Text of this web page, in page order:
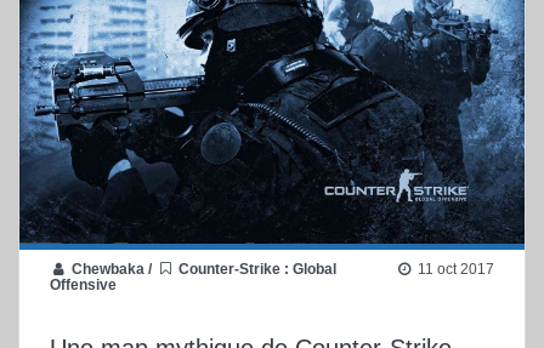
Chewbaka /
Counter-Strike : Global
Offensive
11 oct 2017